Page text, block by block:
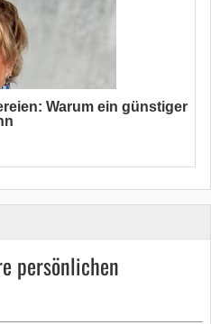
Warum ein günstiger
persönlichen